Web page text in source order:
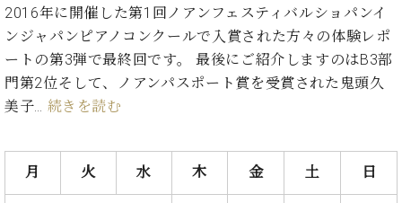
デ
ン
ス
と
チ
ベ
シ
ュ
タ
密
音
楽
家
の
ベ
ニ
ュ
ー
イ
荷
等)
プ
ス
リ
リ
う
方
は、
お
近
く
直
営
店
ヒ
シ
ュ
タ
ャ
2016年に開催した第1回ノアンフェスティバルショパンイ
ンジャパンピアノコンクールで入賞された方々の体験レポ
ートの第3弾で最終回です。 最後にご紹介しますのはB3部
門第2位そして、ノアンパスポート賞を受賞された鬼頭久
美子… 続きを読む
月 火 水 木 金 土 日